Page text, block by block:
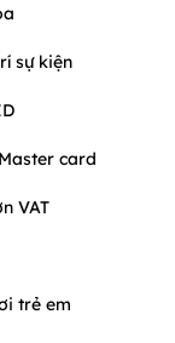
sự kiện
card
VAT
trẻ em